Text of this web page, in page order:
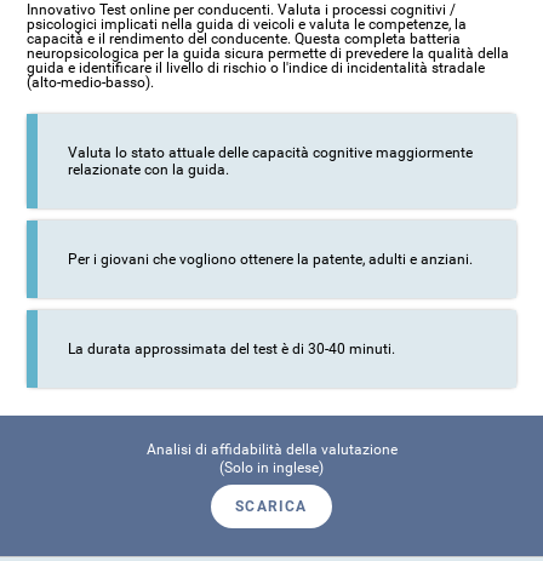
Innovativo Test online per conducenti. Valuta i processi cognitivi /
psicologici implicati nella guida di veicoli e valuta le competenze, la
capacità e il rendimento del conducente. Questa completa batteria
neuropsicologica per la guida sicura permette di prevedere la qualità della
guida e identificare il livello di rischio o l'indice di incidentalità stradale
(alto-medio-basso).
Valuta lo stato attuale delle capacità cognitive maggiormente
relazionate con la guida.
Per i giovani che vogliono ottenere la patente, adulti e anziani.
La durata approssimata del test è di 30-40 minuti.
Analisi di affidabilità della valutazione
(Solo in inglese)
SCARICA